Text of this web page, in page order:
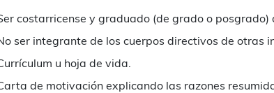
costarricense y graduado (de grado o posgrado)
ser integrante de los cuerpos directivos de otras
u hoja de vida.
de motivación explicando las razones